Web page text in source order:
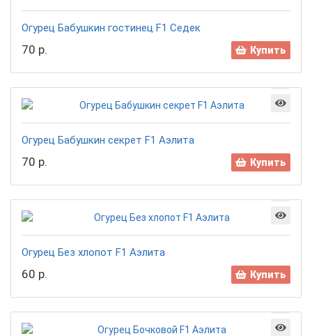
Огурец Бабушкин гостинец F1 Седек
70 р. Купить
Огурец Бабушкин секрет F1 Аэлита
70 р. Купить
Огурец Без хлопот F1 Аэлита
60 р. Купить